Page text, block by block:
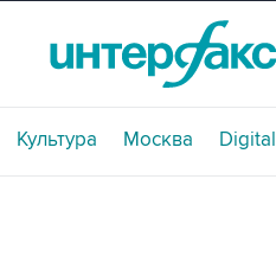
Культура Москва Digital